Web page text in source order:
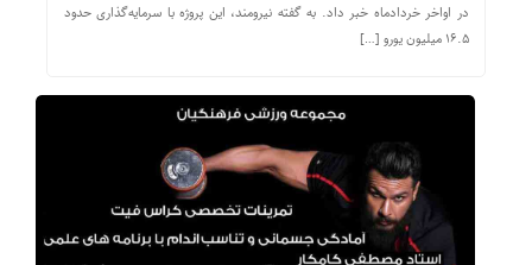
در اواخر خردادماه خبر داد. به گفته نیرومند، این پروژه با سرمایه‌گذاری حدود
۱۶.۵ میلیون یورو […]